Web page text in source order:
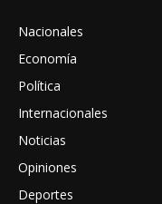
Nacionales
Economía
Política
Internacionales
Noticias
Opiniones
Deportes